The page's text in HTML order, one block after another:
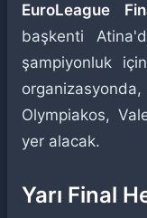
EuroLeague
başkenti
şampiyonluk
Olympiakos,
yer alacak.
Yarı Final